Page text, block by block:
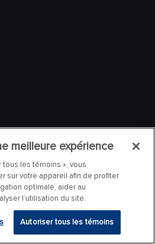
meilleure expérience
tous les témoins », vous
sur votre appareil afin de profiter
optimale, aider au
l’utilisation du site.
Autoriser tous les témoins